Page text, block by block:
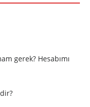
gerek? Hesabımı